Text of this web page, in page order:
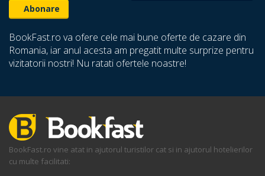
BookFast.ro va ofere cele mai bune oferte de cazare din
Romania, iar anul acesta am pregatit multe surprize pentru
vizitatorii nostri! Nu ratati ofertele noastre!
BookFast.ro vine atat in ajutorul turistilor cat si in ajutorul hotelierilor
cu multe facilitati: